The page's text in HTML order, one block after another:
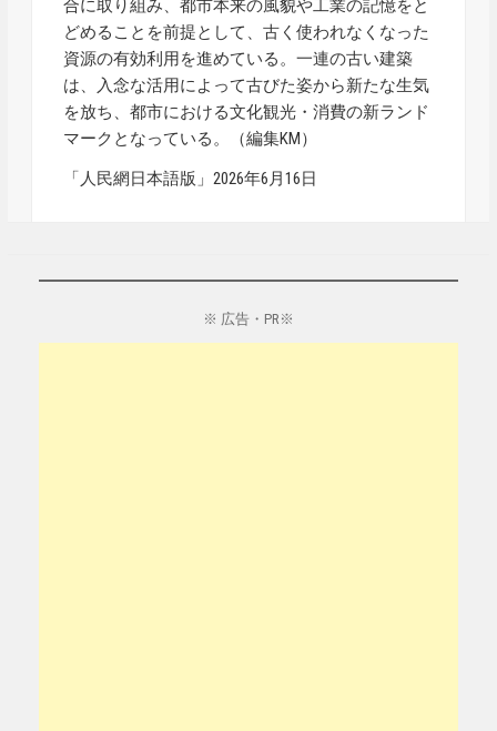
合に取り組み、都市本来の風貌や工業の記憶をと
どめることを前提として、古く使われなくなった
資源の有効利用を進めている。一連の古い建築
は、入念な活用によって古びた姿から新たな生気
を放ち、都市における文化観光・消費の新ランド
マークとなっている。（編集KM）
「人民網日本語版」2026年6月16日
※ 広告・PR※